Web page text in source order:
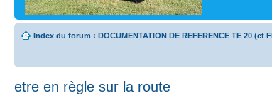
Index du forum ‹ DOCUMENTATION DE REFERENCE TE 20 (et
etre en règle sur la route